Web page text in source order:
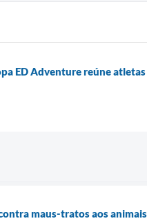
ED Adventure reúne
maus-tratos aos animais